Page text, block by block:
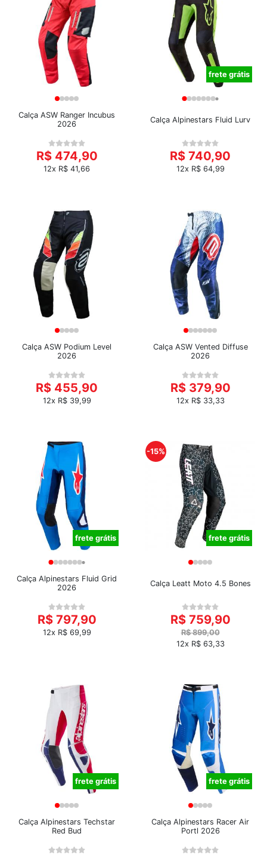
Calça ASW Ranger Incubus
2026
R$ 474,90
12x R$ 41,66
frete grátis
Calça Alpinestars Fluid Lurv
R$ 740,90
12x R$ 64,99
Calça ASW Podium Level
2026
R$ 455,90
12x R$ 39,99
Calça ASW Vented Diffuse
2026
R$ 379,90
12x R$ 33,33
frete grátis
Calça Alpinestars Fluid Grid
2026
R$ 797,90
12x R$ 69,99
-15%
frete grátis
Calça Leatt Moto 4.5 Bones
R$ 759,90
R$ 899,00
12x R$ 63,33
frete grátis
Calça Alpinestars Techstar
Red Bud
frete grátis
Calça Alpinestars Racer Air
Portl 2026